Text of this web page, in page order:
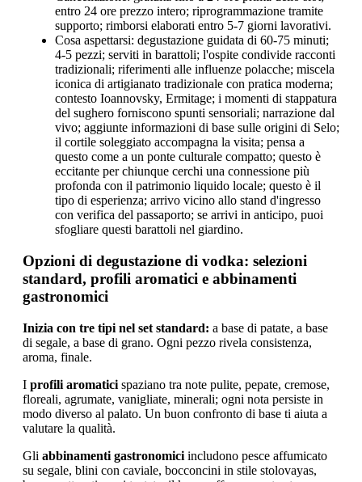
entro 24 ore prezzo intero; riprogrammazione tramite
supporto; rimborsi elaborati entro 5-7 giorni lavorativi.
Cosa aspettarsi: degustazione guidata di 60-75 minuti;
4-5 pezzi; serviti in barattoli; l'ospite condivide racconti
tradizionali; riferimenti alle influenze polacche; miscela
iconica di artigianato tradizionale con pratica moderna;
contesto Ioannovsky, Ermitage; i momenti di stappatura
del sughero forniscono spunti sensoriali; narrazione dal
vivo; aggiunte informazioni di base sulle origini di Selo;
il cortile soleggiato accompagna la visita; pensa a
questo come a un ponte culturale compatto; questo è
eccitante per chiunque cerchi una connessione più
profonda con il patrimonio liquido locale; questo è il
tipo di esperienza; arrivo vicino allo stand d'ingresso
con verifica del passaporto; se arrivi in anticipo, puoi
sfogliare questi barattoli nel giardino.
Opzioni di degustazione di vodka: selezioni
standard, profili aromatici e abbinamenti
gastronomici
Inizia con tre tipi nel set standard: a base di patate, a base
di segale, a base di grano. Ogni pezzo rivela consistenza,
aroma, finale.
I profili aromatici spaziano tra note pulite, pepate, cremose,
floreali, agrumate, vanigliate, minerali; ogni nota persiste in
modo diverso al palato. Un buon confronto di base ti aiuta a
valutare la qualità.
Gli abbinamenti gastronomici includono pesce affumicato
su segale, blini con caviale, bocconcini in stile stolovayas,